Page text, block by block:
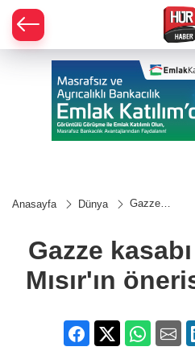
Anasayfa Dünya
Gazze
önerisini
Gazze
Mısır'ın